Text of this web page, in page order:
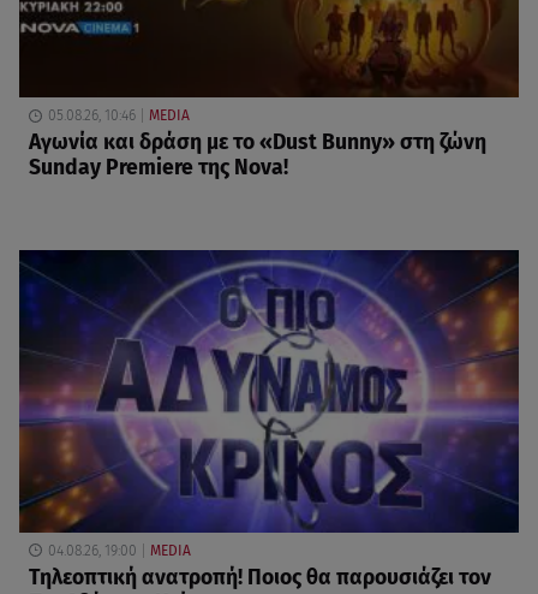
05.08.26, 10:46 MEDIA
Αγωνία και δράση με το «Dust Bunny» στη ζώνη
Sunday Premiere της Nova!
04.08.26, 19:00 MEDIA
Τηλεοπτική ανατροπή! Ποιος θα παρουσιάζει τον